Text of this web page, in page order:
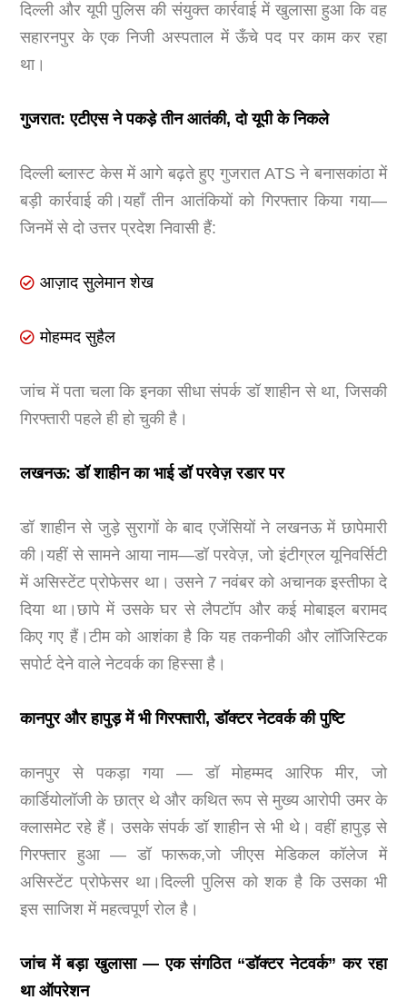
दिल्ली और यूपी पुलिस की संयुक्त कार्रवाई में खुलासा हुआ कि वह
सहारनपुर के एक निजी अस्पताल में ऊँचे पद पर काम कर रहा
था।
गुजरात: एटीएस ने पकड़े तीन आतंकी, दो यूपी के निकले
दिल्ली ब्लास्ट केस में आगे बढ़ते हुए गुजरात ATS ने बनासकांठा में
बड़ी कार्रवाई की।यहाँ तीन आतंकियों को गिरफ्तार किया गया—
जिनमें से दो उत्तर प्रदेश निवासी हैं:
आज़ाद सुलेमान शेख
मोहम्मद सुहैल
जांच में पता चला कि इनका सीधा संपर्क डॉ शाहीन से था, जिसकी
गिरफ्तारी पहले ही हो चुकी है।
लखनऊ: डॉ शाहीन का भाई डॉ परवेज़ रडार पर
डॉ शाहीन से जुड़े सुरागों के बाद एजेंसियों ने लखनऊ में छापेमारी
की।यहीं से सामने आया नाम—डॉ परवेज़, जो इंटीग्रल यूनिवर्सिटी
में असिस्टेंट प्रोफेसर था। उसने 7 नवंबर को अचानक इस्तीफा दे
दिया था।छापे में उसके घर से लैपटॉप और कई मोबाइल बरामद
किए गए हैं।टीम को आशंका है कि यह तकनीकी और लॉजिस्टिक
सपोर्ट देने वाले नेटवर्क का हिस्सा है।
कानपुर और हापुड़ में भी गिरफ्तारी, डॉक्टर नेटवर्क की पुष्टि
कानपुर से पकड़ा गया — डॉ मोहम्मद आरिफ मीर, जो
कार्डियोलॉजी के छात्र थे और कथित रूप से मुख्य आरोपी उमर के
क्लासमेट रहे हैं। उसके संपर्क डॉ शाहीन से भी थे। वहीं हापुड़ से
गिरफ्तार हुआ — डॉ फारूक,जो जीएस मेडिकल कॉलेज में
असिस्टेंट प्रोफेसर था।दिल्ली पुलिस को शक है कि उसका भी
इस साजिश में महत्वपूर्ण रोल है।
जांच में बड़ा खुलासा — एक संगठित “डॉक्टर नेटवर्क” कर रहा
था ऑपरेशन